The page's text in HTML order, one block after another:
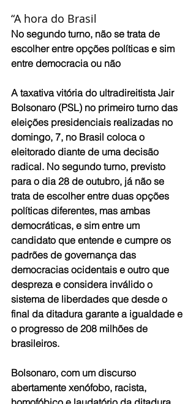
“A hora do Brasil
No segundo turno, não se trata de
escolher entre opções políticas e sim
entre democracia ou não
A taxativa vitória do ultradireitista Jair
Bolsonaro (PSL) no primeiro turno das
eleições presidenciais realizadas no
domingo, 7, no Brasil coloca o
eleitorado diante de uma decisão
radical. No segundo turno, previsto
para o dia 28 de outubro, já não se
trata de escolher entre duas opções
políticas diferentes, mas ambas
democráticas, e sim entre um
candidato que entende e cumpre os
padrões de governança das
democracias ocidentais e outro que
despreza e considera inválido o
sistema de liberdades que desde o
final da ditadura garante a igualdade e
o progresso de 208 milhões de
brasileiros.
Bolsonaro, com um discurso
abertamente xenófobo, racista,